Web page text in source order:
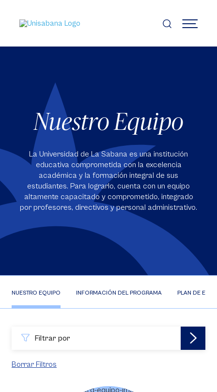
contenido
principal
MENÚ
Nuestro Equipo
La Universidad de La Sabana es una institución
educativa comprometida con la excelencia
académica y la formación integral de sus
estudiantes. Para lograrlo, cuenta con un equipo
altamente capacitado y comprometido, integrado
por profesores, directivos y personal administrativo.
NUESTRO EQUIPO INFORMACIÓN DEL PROGRAMA PLAN DE
Filtrar por
Borrar Filtros